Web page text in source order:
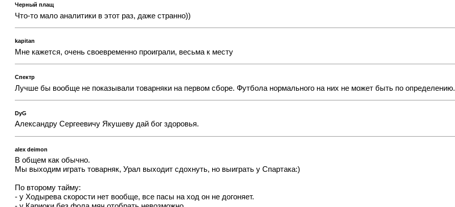
Черный плащ
Что-то мало аналитики в этот раз, даже странно))
kapitan
Мне кажется, очень своевременно проиграли, весьма к месту
Спектр
Лучше бы вообще не показывали товарняки на первом сборе. Футбола нормального на них не может быть по определению.
DyG
Александру Сергеевичу Якушеву дай бог здоровья.
alex deimon
В общем как обычно.
Мы выходим играть товарняк, Урал выходит сдохнуть, но выиграть у Спартака:)
По второму тайму:
- у Ходырева скорости нет вообще, все пасы на ход он не догоняет.